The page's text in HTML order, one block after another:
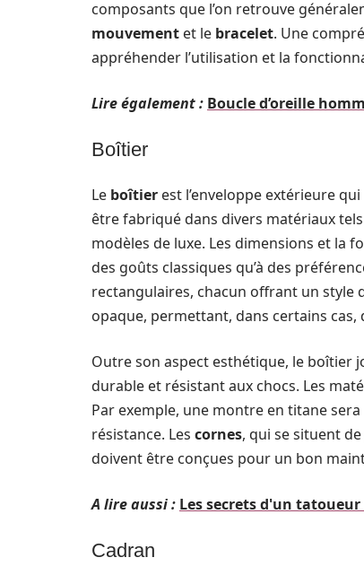
composants que l’on retrouve
mouvement et le bracelet. Une
appréhender l’utilisation et la
Lire également : Boucle d’oreille
Boîtier
Le boîtier est l’enveloppe extérieure
être fabriqué dans divers matériaux
modèles de luxe. Les dimensions et la
des goûts classiques qu’à des
rectangulaires, chacun offrant un
opaque, permettant, dans certains
Outre son aspect esthétique, le boîtier
durable et résistant aux chocs. Les
Par exemple, une montre en titane
résistance. Les cornes, qui se situent
doivent être conçues pour un bon
A lire aussi : Les secrets d'un
Cadran